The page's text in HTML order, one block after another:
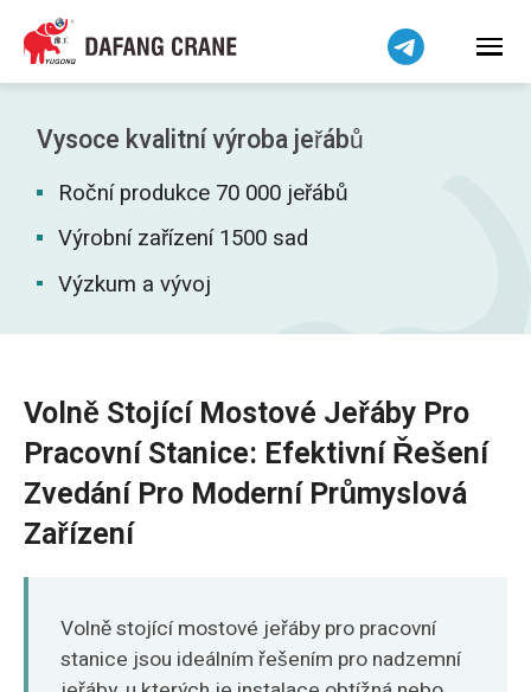
Vysoce kvalitní výroba jeřábů
Roční produkce 70 000 jeřábů
Výrobní zařízení 1500 sad
Výzkum a vývoj
Volně Stojící Mostové Jeřáby Pro
Pracovní Stanice: Efektivní Řešení
Zvedání Pro Moderní Průmyslová
Zařízení
Volně stojící mostové jeřáby pro pracovní
stanice jsou ideálním řešením pro nadzemní
हिन्दी
Bahasa Indonesia
Bahasa Melayu
Tiếng Việt
简体中文
বাংলা
فارسی
Pilipino
Kiswahili
Dansk
Norsk
O‘zbekcha